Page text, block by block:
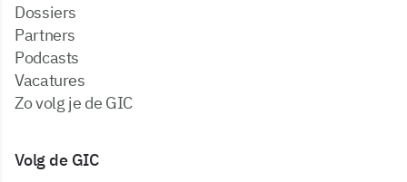
dossiers
partners
podcasts
vacatures
zo volg je de GIC
Volg de GIC